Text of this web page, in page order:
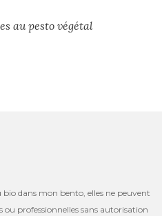
au pesto végétal
dans mon bento, elles ne peuvent
ou professionnelles sans autorisation